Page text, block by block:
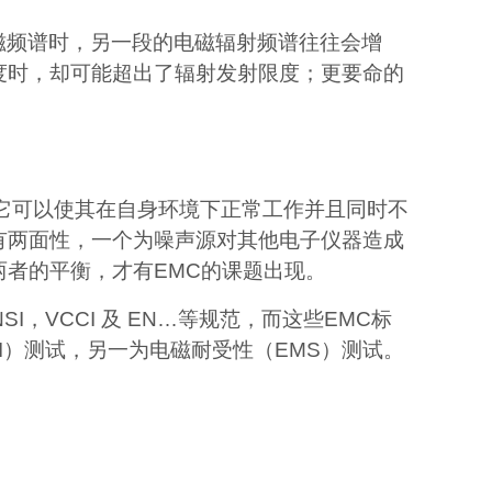
谱时，另一段的电磁辐射频谱往往会增
，却可能超出了辐射发射限度；更要命的
以使其在自身环境下正常工作并且同时不
面性，一个为噪声源对其他电子仪器造成
者的平衡，才有EMC的课题出现。
，VCCI 及 EN…等规范，而这些EMC标
测试，另一为电磁耐受性 （EMS） 测试。